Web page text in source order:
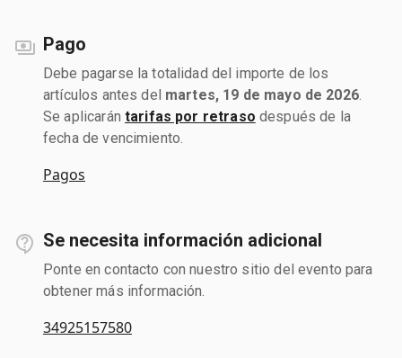
Pago
Debe pagarse la totalidad del importe de los
artículos antes del martes, 19 de mayo de 2026.
Se aplicarán tarifas por retraso después de la
fecha de vencimiento.
Pagos
Se necesita información adicional
Ponte en contacto con nuestro sitio del evento para
obtener más información.
34925157580